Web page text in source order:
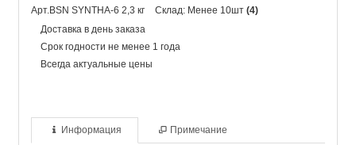
Арт.BSN SYNTHA-6 2,3 кг Склад: Менее 10шт (4)
Доставка в день заказа
Срок годности не менее 1 года
Всегда актуальные цены
Информация Примечание